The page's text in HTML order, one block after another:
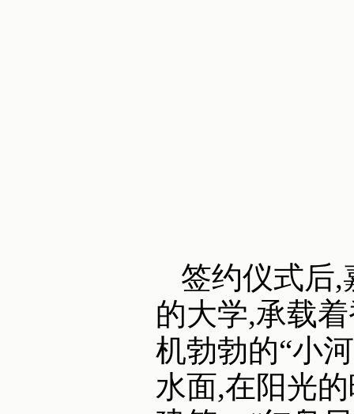
签约仪式后
的大学,承载
机勃勃的“小
水面,在阳光